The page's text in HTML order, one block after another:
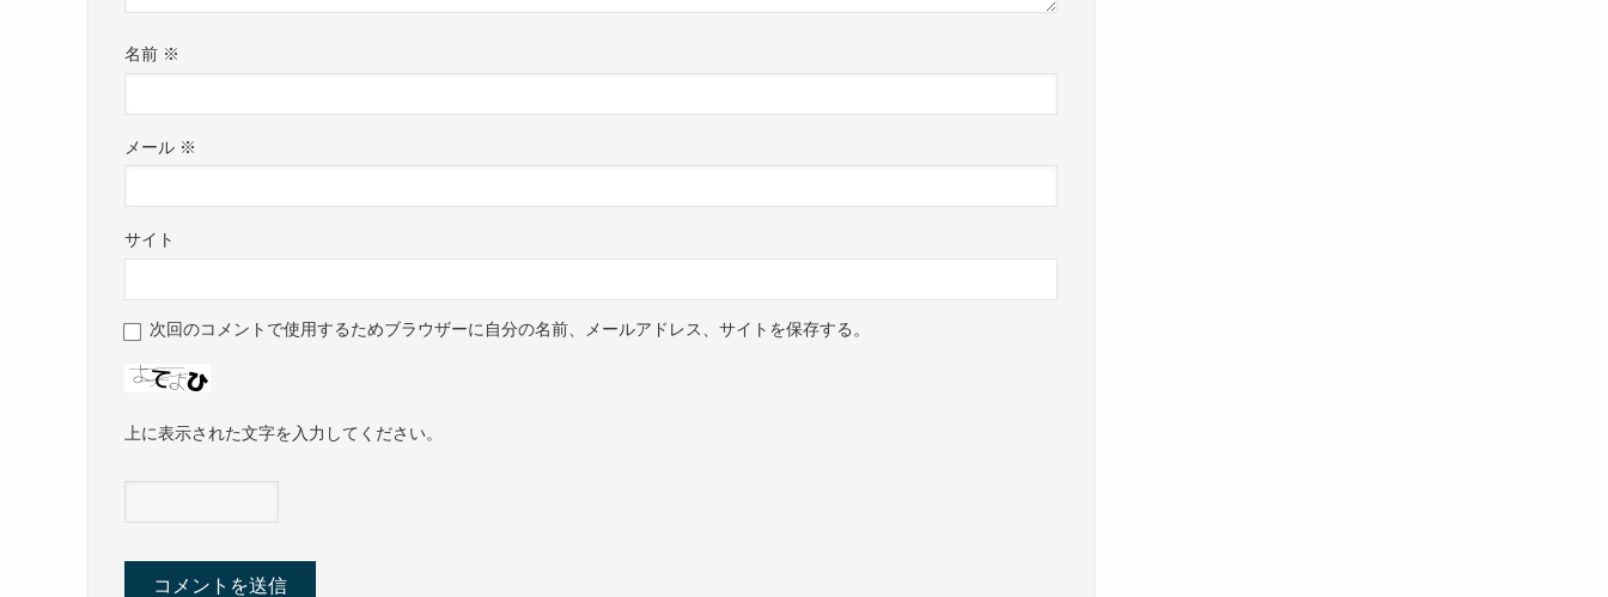
名前 ※
メール ※
サイト
次回のコメントで使用するためブラウザーに自分の名前、メールアドレス、サイトを保存する。
上に表示された文字を入力してください。